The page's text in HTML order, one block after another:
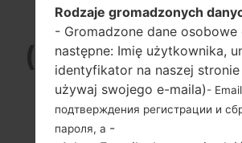
LG
(LGK200MT) Z
X STYLE
Rodzaje gromadzonych
- Gromadzone dane osobowe
następne: Imię użytkownika,
identyfikator na naszej
używaj swojego e-maila)-
подтверждения регистрации и
пароля, а -